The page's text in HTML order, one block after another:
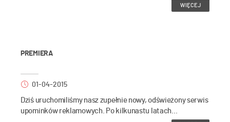
WIĘCEJ
PREMIERA
01-04-2015
Dziś uruchomiliśmy nasz zupełnie nowy, odświeżony serwis
upominków reklamowych. Po kilkunastu latach...